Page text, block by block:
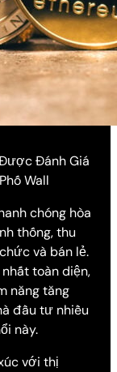
Đánh Giá
Wall
chóng hòa
thống, thu
và bán lẻ.
toàn diện,
năng tăng
đầu tư nhiều
này.
với thị